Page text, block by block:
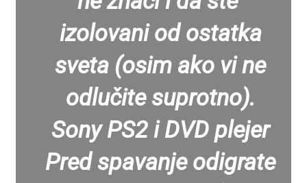
izolovani od ostatka
sveta (osim ako vi ne
odlučite suprotno).
Sony PS2 i DVD plejer
Pred spavanje odigrate